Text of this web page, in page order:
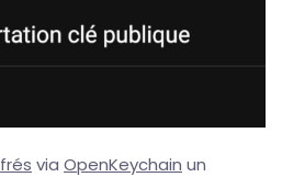
via OpenKeychain un